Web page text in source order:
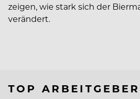
zeigen, wie stark sich der
verändert.
TOP ARBEITGEBER